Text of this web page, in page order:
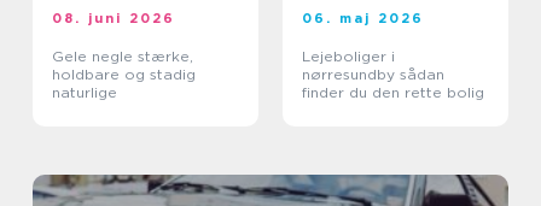
08. juni 2026
Gele negle stærke,
holdbare og stadig
naturlige
06. maj 2026
Lejeboliger i
nørresundby sådan
finder du den rette bolig